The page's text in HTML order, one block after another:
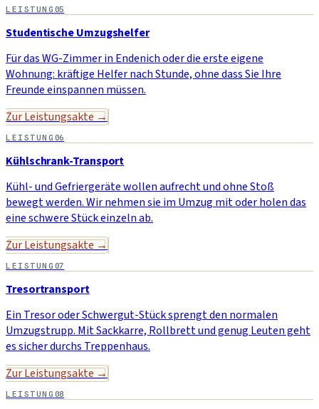
LEISTUNG 05
Studentische Umzugshelfer
Für das WG-Zimmer in Endenich oder die erste eigene
Wohnung: kräftige Helfer nach Stunde, ohne dass Sie Ihre
Freunde einspannen müssen.
Zur Leistungsakte →
LEISTUNG 06
Kühlschrank-Transport
Kühl- und Gefriergeräte wollen aufrecht und ohne Stoß
bewegt werden. Wir nehmen sie im Umzug mit oder holen das
eine schwere Stück einzeln ab.
Zur Leistungsakte →
LEISTUNG 07
Tresortransport
Ein Tresor oder Schwergut-Stück sprengt den normalen
Umzugstrupp. Mit Sackkarre, Rollbrett und genug Leuten geht
es sicher durchs Treppenhaus.
Zur Leistungsakte →
LEISTUNG 08